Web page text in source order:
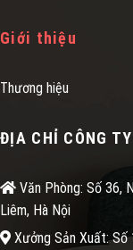
Giới thiệu
Thương hiệu
ĐỊA CHỈ CÔNG TY
Văn Phòng: Số 36,
Liêm, Hà Nội
Xưởng Sản Xuất: Số